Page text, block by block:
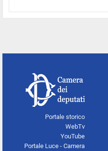
Portale storico
WebTv
YouTube
Portale Luce - Camera